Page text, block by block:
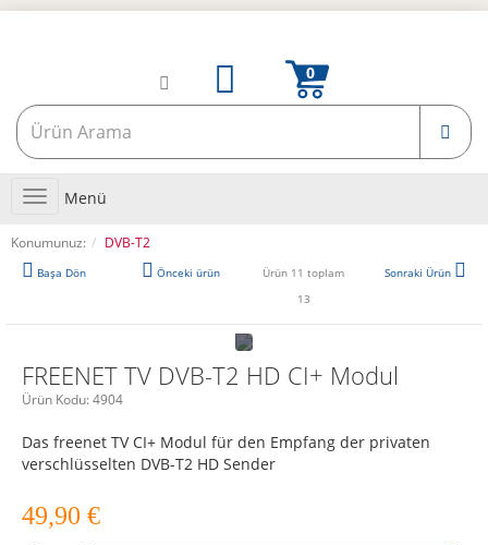
Toggle
navigation
Menü
Konumunuz: DVB-T2
Başa Dön Önceki ürün
Ürün 11 toplam
13
Sonraki Ürün
FREENET TV DVB-T2 HD CI+ Modul
Ürün Kodu:4904
Das freenet TV CI+ Modul für den Empfang der privaten
verschlüsselten DVB-T2 HD Sender
49,90 €